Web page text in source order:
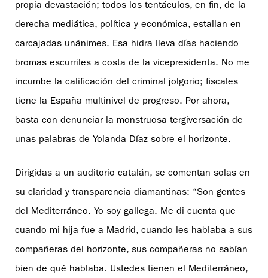
propia devastación; todos los tentáculos, en fin, de la
derecha mediática, política y económica, estallan en
carcajadas unánimes. Esa hidra lleva días haciendo
bromas escurriles a costa de la vicepresidenta. No me
incumbe la calificación del criminal jolgorio; fiscales
tiene la España multinivel de progreso. Por ahora,
basta con denunciar la monstruosa tergiversación de
unas palabras de Yolanda Díaz sobre el horizonte.
Dirigidas a un auditorio catalán, se comentan solas en
su claridad y transparencia diamantinas: “Son gentes
del Mediterráneo. Yo soy gallega. Me di cuenta que
cuando mi hija fue a Madrid, cuando les hablaba a sus
compañeras del horizonte, sus compañeras no sabían
bien de qué hablaba. Ustedes tienen el Mediterráneo,